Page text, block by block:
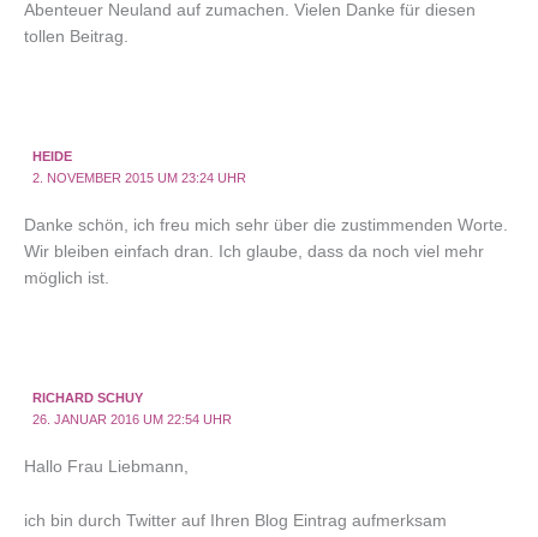
Abenteuer Neuland auf zumachen. Vielen Danke für diesen
tollen Beitrag.
HEIDE
2. NOVEMBER 2015 UM 23:24 UHR
Danke schön, ich freu mich sehr über die zustimmenden Worte.
Wir bleiben einfach dran. Ich glaube, dass da noch viel mehr
möglich ist.
RICHARD SCHUY
26. JANUAR 2016 UM 22:54 UHR
Hallo Frau Liebmann,
ich bin durch Twitter auf Ihren Blog Eintrag aufmerksam